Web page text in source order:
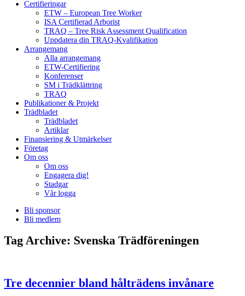
Certifieringar
ETW – European Tree Worker
ISA Certifierad Arborist
TRAQ – Tree Risk Assessment Qualification
Uppdatera din TRAQ-Kvalifikation
Arrangemang
Alla arrangemang
ETW-Certifiering
Konferenser
SM i Trädklättring
TRAQ
Publikationer & Projekt
Trädbladet
Trädbladet
Artiklar
Finansiering & Utmärkelser
Företag
Om oss
Om oss
Engagera dig!
Stadgar
Vår logga
Bli sponsor
Bli medlem
Tag Archive: Svenska Trädföreningen
Tre decennier bland hålträdens invånare